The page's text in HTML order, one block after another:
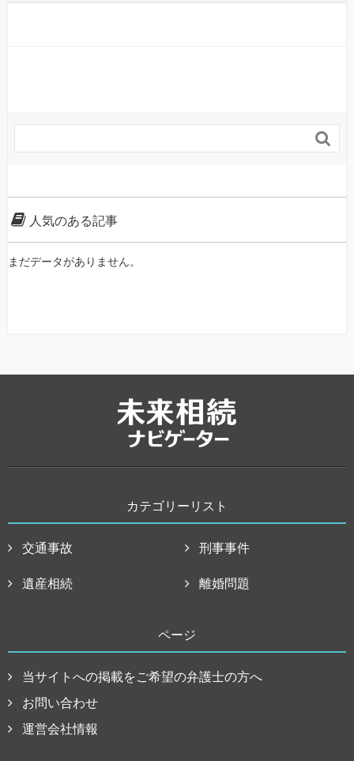

人気のある記事
まだデータがありません。
カテゴリーリスト
交通事故 刑事事件
遺産相続 離婚問題
ページ
当サイトへの掲載をご希望の弁護士の方へ
お問い合わせ
運営会社情報